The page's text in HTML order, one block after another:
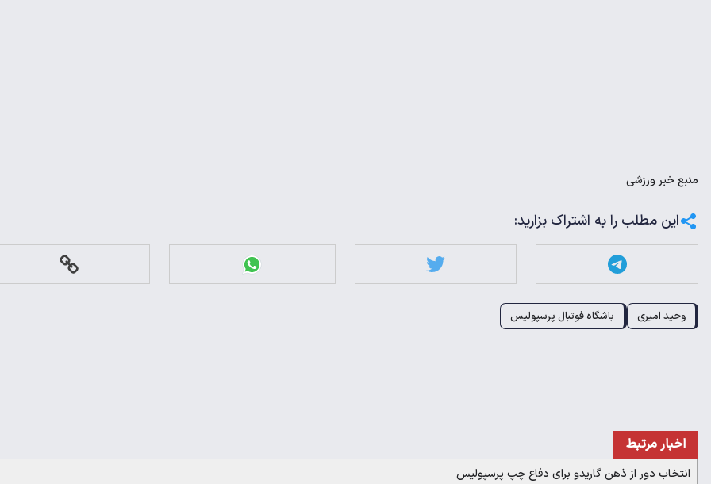
منبعخبر ورزشی
این مطلب را به اشتراک بزارید:
وحید امیری باشگاه فوتبال پرسپولیس
اخبار مرتبط
انتخاب دور از ذهن گاریدو برای دفاع چپ پرسپولیس